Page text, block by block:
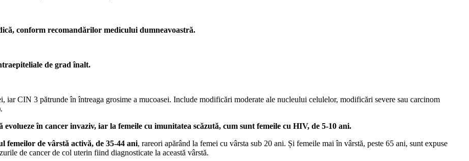
conform recomandărilor medicului dumneavoastră.
de grad înalt.
iar CIN 3 pătrunde în întreaga grosime a mucoasei. Include modificări moderate ale nucleului celulelor, modificări severe sau carcinom
evolueze în cancer invaziv, iar la femeile cu imunitatea scăzută, cum sunt femeile cu HIV, de 5-10 ani.
femeilor de vârstă activă, de 35-44 ani, rareori apărând la femei cu vârsta sub 20 ani. Și femeile mai în vârstă, peste 65 ani, sunt expuse
de cancer de col uterin fiind diagnosticate la această vârstă.